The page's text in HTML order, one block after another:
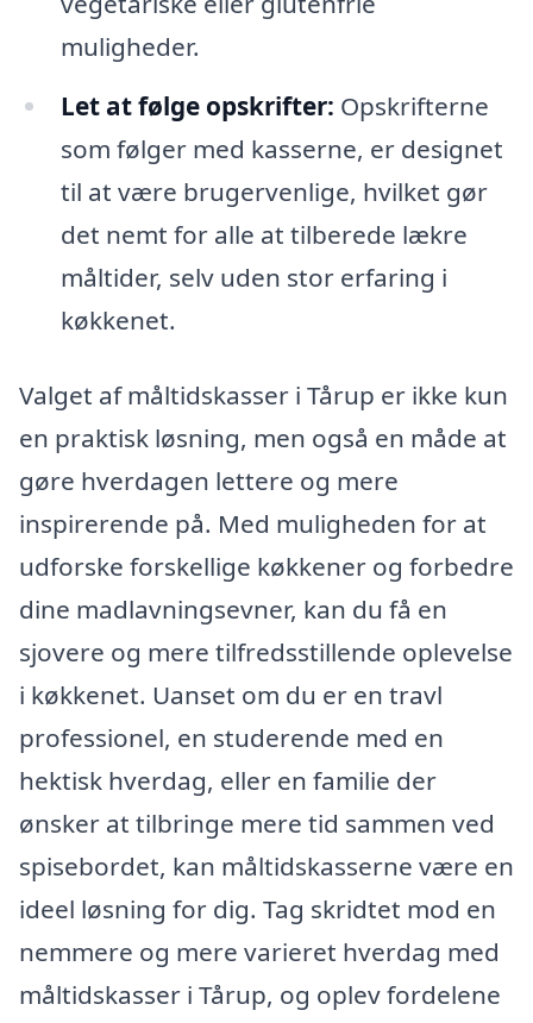
muligheder.
Let at følge opskrifter: Opskrifterne
som følger med kasserne, er designet
til at være brugervenlige, hvilket gør
det nemt for alle at tilberede lækre
måltider, selv uden stor erfaring i
køkkenet.
Valget af måltidskasser i Tårup er ikke kun
en praktisk løsning, men også en måde at
gøre hverdagen lettere og mere
inspirerende på. Med muligheden for at
udforske forskellige køkkener og forbedre
dine madlavningsevner, kan du få en
sjovere og mere tilfredsstillende oplevelse
i køkkenet. Uanset om du er en travl
professionel, en studerende med en
hektisk hverdag, eller en familie der
ønsker at tilbringe mere tid sammen ved
spisebordet, kan måltidskasserne være en
ideel løsning for dig. Tag skridtet mod en
nemmere og mere varieret hverdag med
måltidskasser i Tårup, og oplev fordelene